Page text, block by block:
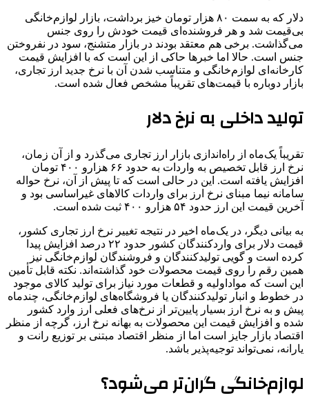
دلار که به سمت ۸۰ هزار تومان خیز برداشت، بازار لوازم‌خانگی
بی‌قیمت شد و هر فروشنده‌ای قیمت خودش را روی جنس
می‌گذاشت. برخی هم معتقد بودند در بازار متشنج، سود در نفروختن
جنس است. حالا اما خبرها حاکی از این است که با افزایش قیمت
کارخانه‌ای لوازم‌خانگی و متناسب شدن آن با نرخ جدید ارز تجاری،
بازار دوباره با قیمت‌های تقریباً مشخص فعال شده است.
تولید داخلی به نرخ دلار
تقریباً یک‌ماه از راه‌اندازی بازار ارز تجاری می‌گذرد و از آن زمان،
نرخ ارز قابل تخصیص به واردات به حدود ۶۶ هزارو ۴۰۰ تومان
افزایش یافته است. این در حالی است که تا پیش از آن، نرخ حواله
سامانه نیما مبنای نرخ ارز برای واردات کالاهای غیراساسی بود و
آخرین قیمت این ارز حدود ۵۴ هزارو ۴۰۰ ثبت شده است.
به بیانی دیگر، در یک‌ماه اخیر در نتیجه تغییر نرخ ارز تجاری کشور،
قیمت دلار برای واردکنندگان کشور حدود ۲۲ درصد افزایش پیدا
کرده است و گویی تولیدکنندگان و فروشندگان لوازم‌خانگی نیز
همین رقم را روی قیمت محصولات خود گذاشته‌اند. نکته قابل تأمین
این است که مواداولیه و قطعات مورد نیاز برای تولید کالای موجود
در خطوط و انبار تولیدکنندگان یا فروشگاه‌های لوازم‌خانگی، چندماه
پیش و به نرخ ارز بسیار پایین‌تر از نرخ‌های فعلی ارز وارد کشور
شده و افزایش قیمت این محصولات به بهانه نرخ ارز، گرچه از منظر
اقتصاد بازار جایز است اما از منظر اقتصاد مبتنی بر توزیع رانت و
یارانه، نمی‌تواند توجیه‌پذیر باشد.
لوازم‌خانگی گران‌تر می‌شود؟